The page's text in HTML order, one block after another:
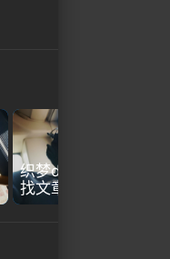
织梦dede后台怎么查
找文章内容关键词